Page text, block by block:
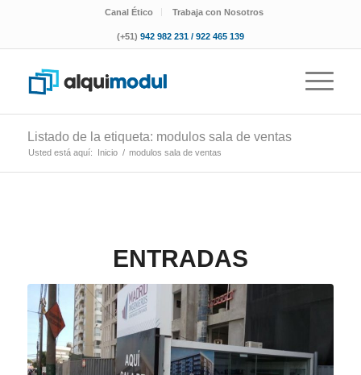
Canal Ético Trabaja con Nosotros
(+51) 942 982 231 / 922 465 139
Listado de la etiqueta: modulos sala de ventas
Usted está aquí: Inicio / modulos sala de ventas
ENTRADAS